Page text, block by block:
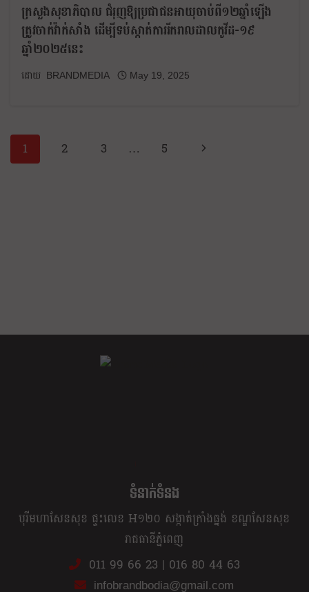
ក្រសួងសុខាភិបាល ជំរុញឱ្យប្រជាជនអាយុចាប់ពី១២ឆ្នាំឡើង
ត្រូវចាក់វ៉ាក់សាំង ដើម្បីទប់ស្កាត់ការរីករាលដាលកូវីដ-១៩
ឆ្នាំ២០២៥នេះ
BRANDMEDIA May 19, 2025
1 2 3 … 5
ទំនាក់ទំនង
បុរីមហាសែនសុខ ផ្ទះលេខ H១២០ សង្កាត់ក្រាំងធ្នង់ ខណ្ឌសែនសុខ
រាជធានីភ្នំពេញ
011 99 66 23 | 016 80 44 63
infobrandbodia@gmail.com